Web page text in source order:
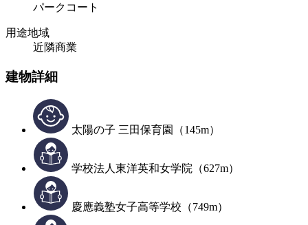
パークコート
用途地域
近隣商業
建物詳細
太陽の子 三田保育園（145m）
学校法人東洋英和女学院（627m）
慶應義塾女子高等学校（749m）